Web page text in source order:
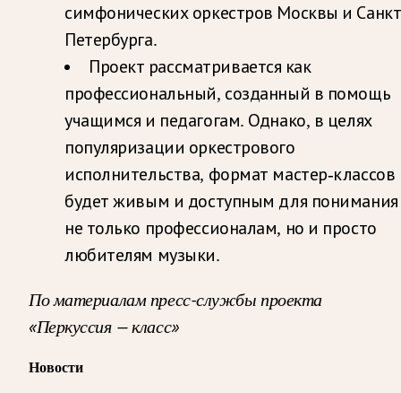
симфонических оркестров Москвы и
Петербурга.
Проект рассматривается как
профессиональный, созданный в помощь
учащимся и педагогам. Однако, в целях
популяризации оркестрового
исполнительства, формат мастер-классов
будет живым и доступным для понимания
не только профессионалам, но и просто
любителям музыки.
По материалам пресс-службы проекта
«Перкуссия — класс»
Новости